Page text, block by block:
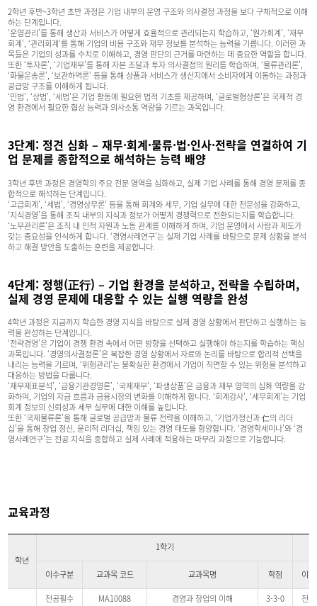
2학년 후반~3학년 초반 과정은 기업 내부의 운영 구조와 의사결정 과정을 보다 구체적으로 이해
하는 단계입니다.
‘운영관리’를 통해 생산과 서비스가 어떻게 효율적으로 관리되는지 학습하고, ‘원가회계’, ‘재무
회계’, ‘관리회계’를 통해 기업의 비용 구조와 재무 정보를 분석하는 능력을 기릅니다. 이러한 과
목들은 기업의 성과를 수치로 이해하고, 경영 판단의 근거를 마련하는 데 중요한 역할을 합니다.
또한 ‘투자론’, ‘기업재무’를 통해 자본 조달과 투자 의사결정의 원리를 학습하며, ‘물류관리론’,
‘화물운송론’, ‘보관하역론’ 등을 통해 상품과 서비스가 생산지에서 소비자에게 이동하는 과정과
공급망 구조를 이해하게 됩니다.
‘민법’, ‘상법’, ‘세법’은 기업 활동에 필요한 법적 기초를 제공하며, ‘글로벌협상론’은 국제적 경
영 환경에서 필요한 협상 능력과 의사소통 역량을 기르는 과목입니다.
3단계: 정견 심화 – 재무·회계·물류·법·인사·전략을 연결하여 기
업 문제를 종합적으로 해석하는 능력 배양
3학년 후반 과정은 경영학의 주요 전문 영역을 심화하고, 실제 기업 사례를 통해 경영 문제를 종
합적으로 해석하는 단계입니다.
‘고급회계’, ‘세법’, ‘경영상무론’ 등을 통해 회계와 세무, 기업 실무에 대한 전문성을 강화하고,
‘지식경영’을 통해 조직 내부의 지식과 정보가 어떻게 경쟁력으로 전환되는지를 학습합니다.
‘노무관리론’은 조직 내 인적 자원과 노동 관계를 이해하게 하며, 기업 운영에서 사람과 제도가
갖는 중요성을 인식하게 합니다. ‘경영사례연구’는 실제 기업 사례를 바탕으로 문제 상황을 분석
하고 해결 방안을 도출하는 훈련을 제공합니다.
4단계: 정행(正行) – 기업 환경을 분석하고, 전략을 수립하며,
실제 경영 문제에 대응할 수 있는 실행 역량을 완성
4학년 과정은 지금까지 학습한 경영 지식을 바탕으로 실제 경영 상황에서 판단하고 실행하는 능
력을 완성하는 단계입니다.
‘전략경영’은 기업이 경쟁 환경 속에서 어떤 방향을 선택하고 실행해야 하는지를 학습하는 핵심
과목입니다. ‘경영의사결정론’은 복잡한 경영 상황에서 자료와 논리를 바탕으로 합리적 선택을
내리는 능력을 기르며, ‘위험관리’는 불확실한 환경에서 기업이 직면할 수 있는 위험을 분석하고
대응하는 방법을 다룹니다.
‘재무제표분석’, ‘금융기관경영론’, ‘국제재무’, ‘파생상품’은 금융과 재무 영역의 심화 역량을 강
화하며, 기업의 자금 흐름과 금융시장의 변화를 이해하게 합니다. ‘회계감사’, ‘세무회계’는 기업
회계 정보의 신뢰성과 세무 실무에 대한 이해를 높입니다.
또한 ‘국제물류론’을 통해 글로벌 공급망과 물류 전략을 이해하고, ‘기업가정신과 仁의 리더
십’을 통해 창업 정신, 윤리적 리더십, 책임 있는 경영 태도를 함양합니다. ‘경영학세미나’와 ‘경
영사례연구’는 전공 지식을 종합하고 실제 사례에 적용하는 마무리 과정으로 기능합니다.
교육과정
학년
1학기
이수구분 교과목 코드 교과목명 학점 이
전공필수 MA10088 경영과 창업의 이해 3-3-0
전